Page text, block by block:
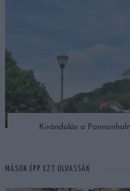
Kirándulás a
MÁSOK ÉPP EZT OLVASSÁK